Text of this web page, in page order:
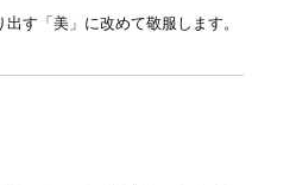
す「美」に改めて敬服します。